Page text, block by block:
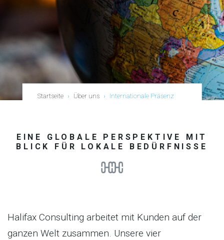
Startseite › Über uns › Internationale Präsenz
EINE GLOBALE PERSPEKTIVE MIT
BLICK FÜR LOKALE BEDÜRFNISSE
Halifax Consulting arbeitet mit Kunden auf der
ganzen Welt zusammen. Unsere vier